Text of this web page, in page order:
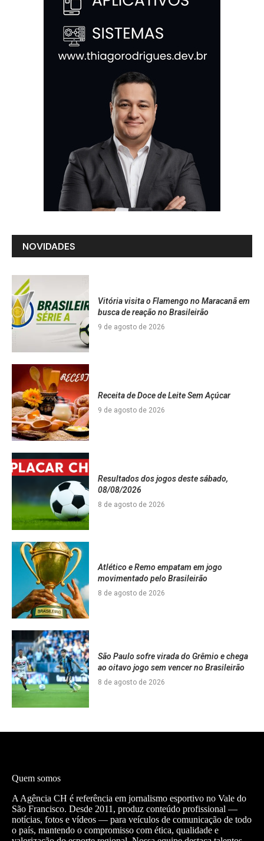
NOVIDADES
Vitória visita o Flamengo no Maracanã em
busca de reação no Brasileirão
9 de agosto de 2026
Receita de Doce de Leite Sem Açúcar
9 de agosto de 2026
Resultados dos jogos deste sábado,
08/08/2026
8 de agosto de 2026
Atlético e Remo empatam em jogo
movimentado pelo Brasileirão
8 de agosto de 2026
São Paulo sofre virada do Grêmio e chega
ao oitavo jogo sem vencer no Brasileirão
8 de agosto de 2026
Quem somos
A Agência CH é referência em jornalismo esportivo no Vale do
São Francisco. Desde 2011, produz conteúdo profissional —
notícias, fotos e vídeos — para veículos de comunicação de todo
o país, mantendo o compromisso com ética, qualidade e